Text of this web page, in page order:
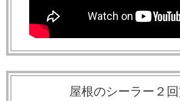
屋根のシーラー２